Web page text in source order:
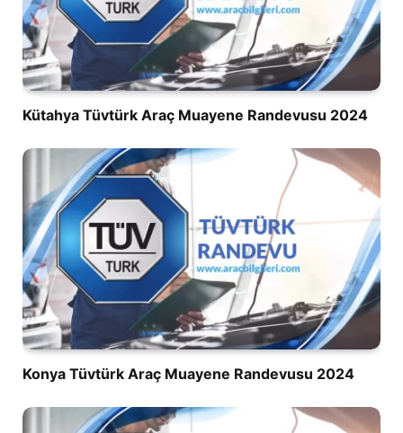
Kütahya Tüvtürk Araç Muayene Randevusu 2024
Konya Tüvtürk Araç Muayene Randevusu 2024